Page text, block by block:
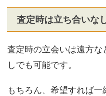
査定時は立ち合いな
査定時の立会いは遠方
しでも可能です。
もちろん、希望すれば